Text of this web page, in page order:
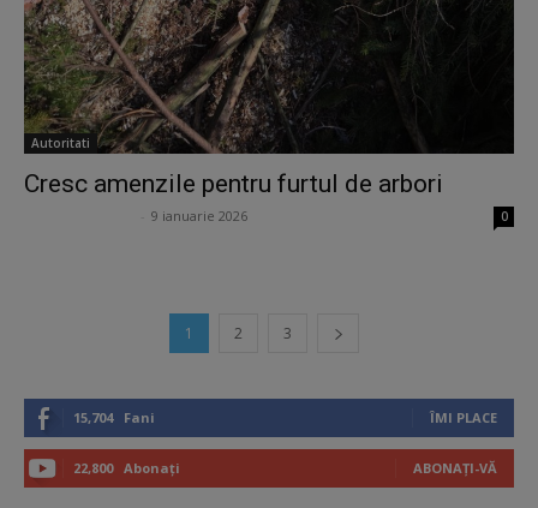
Autoritati
Cresc amenzile pentru furtul de arbori
9 ianuarie 2026 0
1 2 3
15,704 Fani ÎMI PLACE
22,800 Abonați ABONAȚI-VĂ